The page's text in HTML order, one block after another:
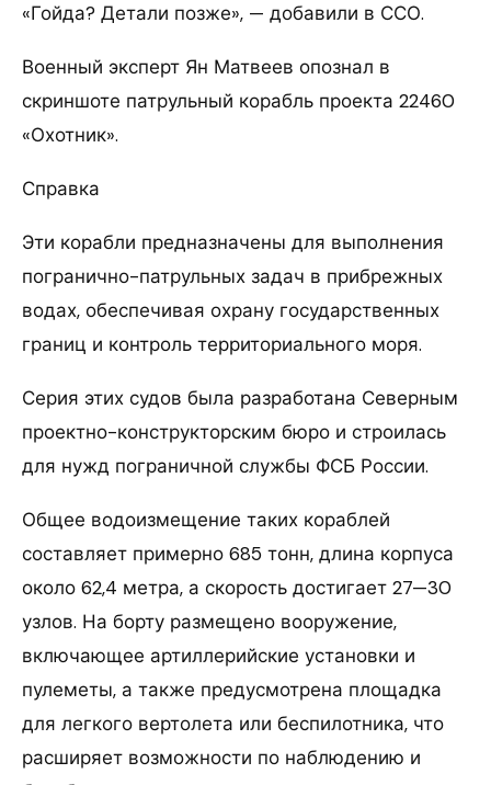
«Гойда? Детали позже», — добавили в ССО.
Военный эксперт Ян Матвеев опознал в
скриншоте патрульный корабль проекта 22460
«Охотник».
Справка
Эти корабли предназначены для выполнения
погранично-патрульных задач в прибрежных
водах, обеспечивая охрану государственных
границ и контроль территориального моря.
Серия этих судов была разработана Северным
проектно-конструкторским бюро и строилась
для нужд пограничной службы ФСБ России.
Общее водоизмещение таких кораблей
составляет примерно 685 тонн, длина корпуса
около 62,4 метра, а скорость достигает 27—30
узлов. На борту размещено вооружение,
включающее артиллерийские установки и
пулеметы, а также предусмотрена площадка
для легкого вертолета или беспилотника, что
расширяет возможности по наблюдению и